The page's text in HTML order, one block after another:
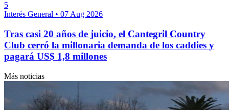
5
Interés General • 07 Aug 2026
Tras casi 20 años de juicio, el Cantegril Country
Club cerró la millonaria demanda de los caddies y
pagará US$ 1,8 millones
Más noticias